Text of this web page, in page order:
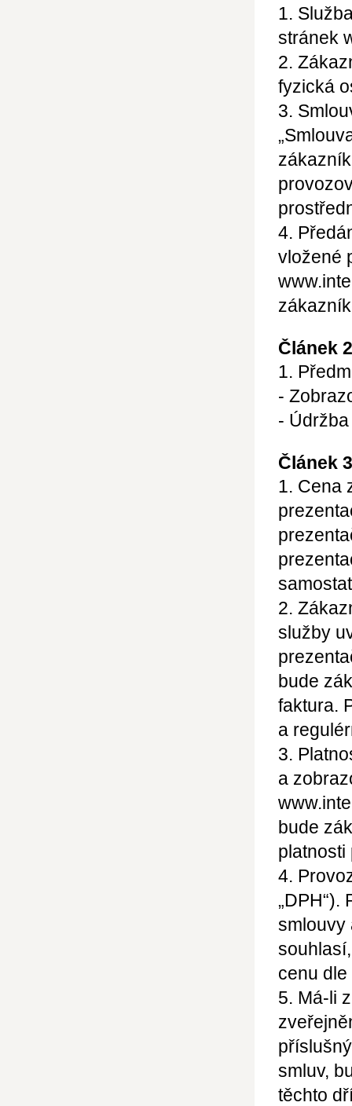
1.
stránek
2.
fyzická
3.
4.
vložené
Článek
1.
-
-
Článek
1. Cena
2.
služby
bude
faktura.
a
3.
a
bude
platnosti
4.
smlouvy
cenu
5. Má-li
smluv,
těchto